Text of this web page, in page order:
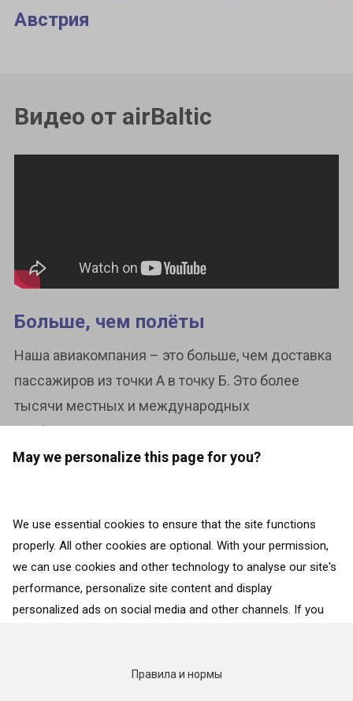
May we personalize this page for you?
We use essential cookies to ensure that the site functions
properly. All other cookies are optional. With your permission,
we can use cookies and other technology to analyse our site's
performance, personalize site content and display
personalized ads on social media and other channels. If you
interactions with the site, click on “Adjust selection”. To reject
Австрия
Видео от airBaltic
Больше, чем полёты
Наша авиакомпания – это больше, чем доставка
пассажиров из точки А в точку Б. Это более
тысячи местных и международных
профессионалов. Более 400 специалистов в
области высоких технологий. Высокая
направления.
Правила и нормы